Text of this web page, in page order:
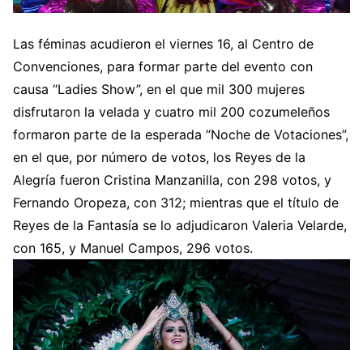
Las féminas acudieron el viernes 16, al Centro de
Convenciones, para formar parte del evento con
causa “Ladies Show”, en el que mil 300 mujeres
disfrutaron la velada y cuatro mil 200 cozumeleños
formaron parte de la esperada “Noche de Votaciones”,
en el que, por número de votos, los Reyes de la
Alegría fueron Cristina Manzanilla, con 298 votos, y
Fernando Oropeza, con 312; mientras que el título de
Reyes de la Fantasía se lo adjudicaron Valeria Velarde,
con 165, y Manuel Campos, 296 votos.